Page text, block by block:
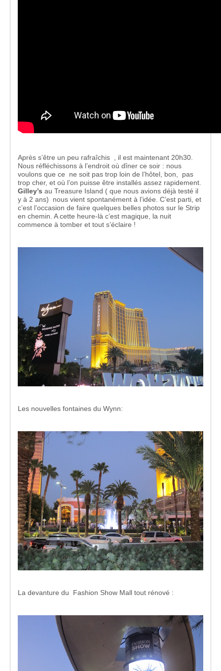
Après s’être un peu rafraîchis , il est maintenant 20h30.
Nous réfléchissons à l’endroit où dîner ce soir : nous
voulons que ce ne soit pas trop loin de l’hôtel, bon, pas
trop cher, et où l’on puisse être installés assez rapidement.
Gilley’s au Treasure Island ( que nous avions déjà testé il
y à 2 ans) nous vient spontanément à l’idée. C’est parti, et
c’est l’occasion de faire quelques belles photos sur le Strip
en chemin. A cette heure-là c’est magique, la nuit
commence à tomber et tout s’éclaire !
Les nouvelles fontaines du Wynn:
La devanture du Fashion Show Mall tout rénové :